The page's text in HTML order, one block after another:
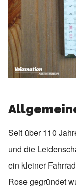
Seit über 110
und die
ein kleiner
Rose gegründet